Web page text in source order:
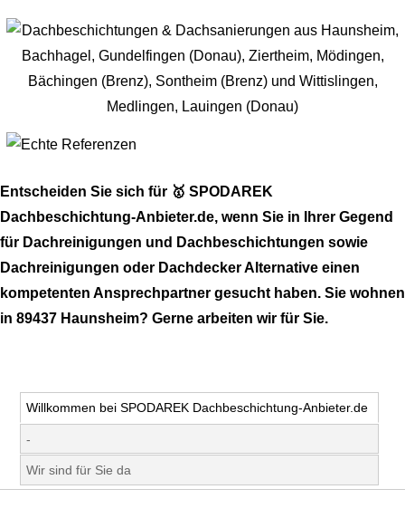
Entscheiden Sie sich für 🥇 SPODAREK
Dachbeschichtung-Anbieter.de, wenn Sie in Ihrer Gegend
für Dachreinigungen und Dachbeschichtungen sowie
Dachreinigungen oder Dachdecker Alternative einen
kompetenten Ansprechpartner gesucht haben. Sie wohnen
in 89437 Haunsheim? Gerne arbeiten wir für Sie.
Willkommen bei SPODAREK Dachbeschichtung-Anbieter.de
-
Wir sind für Sie da